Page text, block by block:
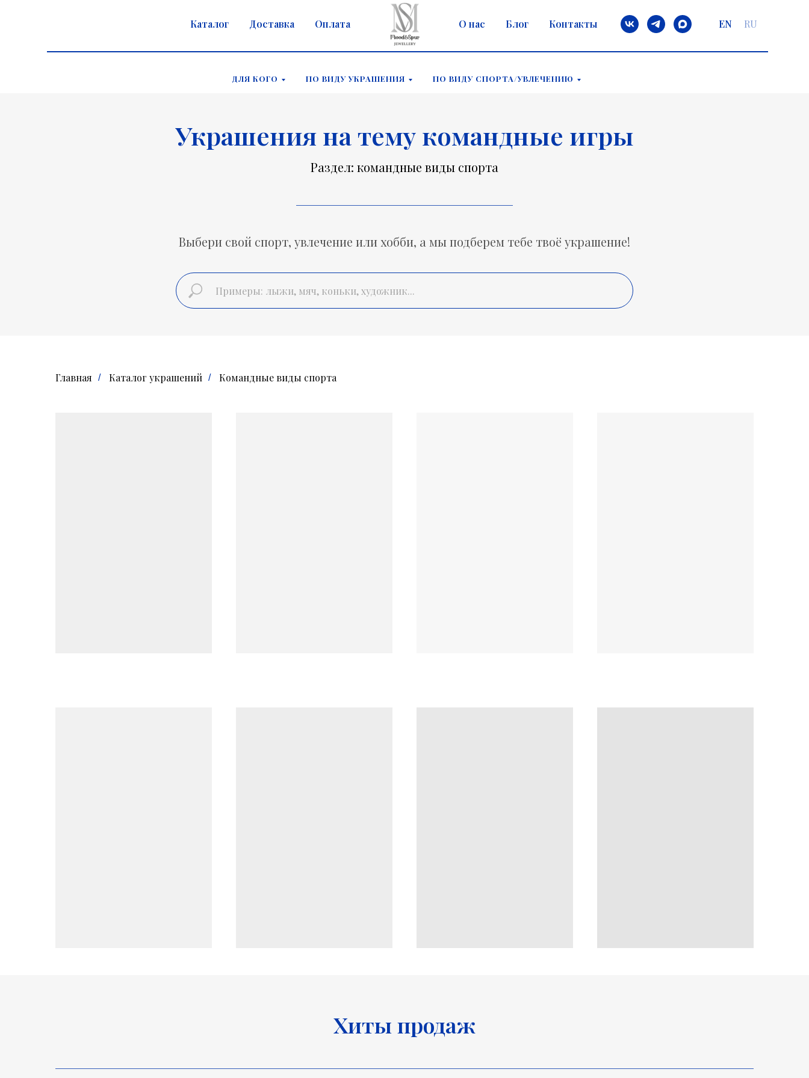
Каталог Доставка Оплата О нас Блог Контакты EN RU
ДЛЯ КОГО ПО ВИДУ УКРАШЕНИЯ ПО ВИДУ СПОРТА/УВЛЕЧЕНИЮ
Украшения на тему командные игры
Раздел: командные виды спорта
Выбери свой спорт, увлечение или хобби, а мы подберем тебе твоё украшение!
Главная / Каталог украшений / Командные виды спорта
Хиты продаж